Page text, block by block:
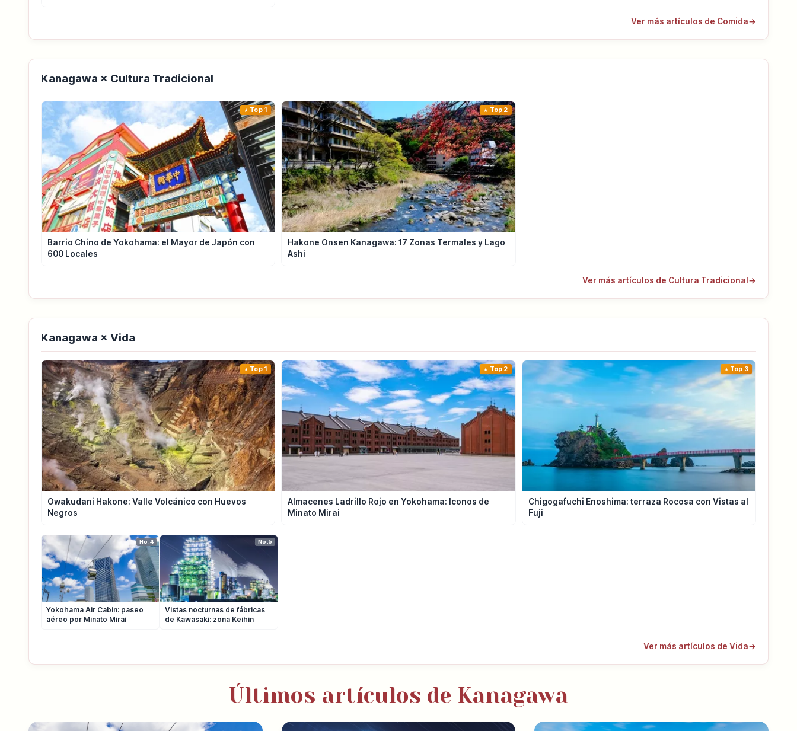
Ver más artículos de Comida→
Kanagawa × Cultura Tradicional
Top 1
Barrio Chino de Yokohama: el Mayor de Japón con
600 Locales
Top 2
Hakone Onsen Kanagawa: 17 Zonas Termales y Lago
Ashi
Ver más artículos de Cultura Tradicional →
Kanagawa × Vida
Top 1
Owakudani Hakone: Valle Volcánico con Huevos
Negros
Top 2
Almacenes Ladrillo Rojo en Yokohama: Iconos de
Minato Mirai
Top 3
Chigogafuchi Enoshima: terraza Rocosa con Vistas al
Fuji
No.4
Yokohama Air Cabin: paseo
aéreo por Minato Mirai
No.5
Vistas nocturnas de fábricas
de Kawasaki: zona Keihin
Ver más artículos de Vida→
Últimos artículos de Kanagawa